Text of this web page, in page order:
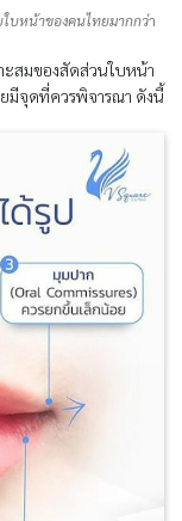
บหน้าของคนไทยมากกว่า
ะสมของสัดส่วนใบหน้า
มีจุดที่ควรพิจารณา ดังนี้